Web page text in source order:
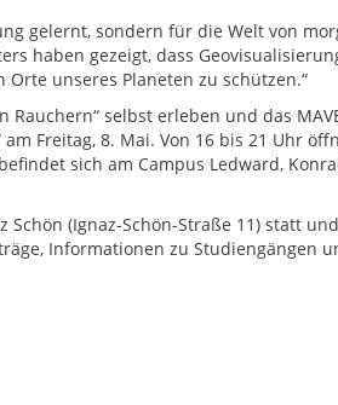
gelernt, sondern für die Welt von
haben gezeigt, dass
Orte unseres Planeten zu schützen.“
Rauchern“ selbst erleben und das
Freitag, 8. Mai. Von 16 bis 21 Uhr
sich am Campus Ledward,
Schön (Ignaz-Schön-Straße 11) statt
Informationen zu Studiengängen